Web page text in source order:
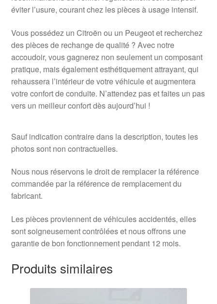
éviter l’usure, courant chez les pièces à usage intensif.
Vous possédez un Citroën ou un Peugeot et recherchez
des pièces de rechange de qualité ? Avec notre
accoudoir, vous gagnerez non seulement un composant
pratique, mais également esthétiquement attrayant, qui
rehaussera l’intérieur de votre véhicule et augmentera
votre confort de conduite. N’attendez pas et faites un pas
vers un meilleur confort dès aujourd’hui !
Sauf indication contraire dans la description, toutes les
photos sont non contractuelles.
Nous nous réservons le droit de remplacer la référence
commandée par la référence de remplacement du
fabricant.
Les pièces proviennent de véhicules accidentés, elles
sont soigneusement contrôlées et nous offrons une
garantie de bon fonctionnement pendant 12 mois.
Produits similaires